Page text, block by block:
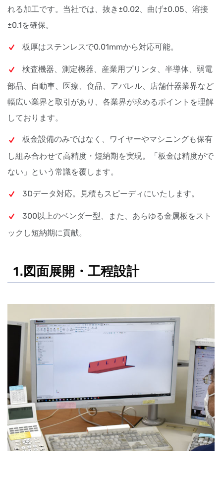
れる加工です。当社では、抜き±0.02、曲げ±0.05、溶接
±0.1を確保。
板厚はステンレスで0.01mmから対応可能。
検査機器、測定機器、産業用プリンタ、半導体、弱電
部品、自動車、医療、食品、アパレル、店舗什器業界など
幅広い業界と取引があり、各業界が求めるポイントを理解
しております。
板金設備のみではなく、ワイヤーやマシニングも保有
し組み合わせて高精度・短納期を実現。「板金は精度がで
ない」という常識を覆します。
3Dデータ対応。見積もスピーディにいたします。
300以上のベンダー型、また、あらゆる金属板をスト
ックし短納期に貢献。
1.図面展開・工程設計